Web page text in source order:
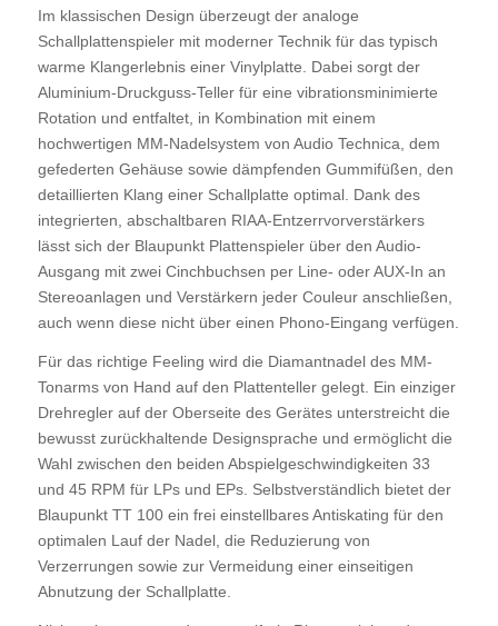
Im klassischen Design überzeugt der analoge
Schallplattenspieler mit moderner Technik für das typisch
warme Klangerlebnis einer Vinylplatte. Dabei sorgt der
Aluminium-Druckguss-Teller für eine vibrationsminimierte
Rotation und entfaltet, in Kombination mit einem
hochwertigen MM-Nadelsystem von Audio Technica, dem
gefederten Gehäuse sowie dämpfenden Gummifüßen, den
detaillierten Klang einer Schallplatte optimal. Dank des
integrierten, abschaltbaren RIAA-Entzerrvorverstärkers
lässt sich der Blaupunkt Plattenspieler über den Audio-
Ausgang mit zwei Cinchbuchsen per Line- oder AUX-In an
Stereoanlagen und Verstärkern jeder Couleur anschließen,
auch wenn diese nicht über einen Phono-Eingang verfügen.
Für das richtige Feeling wird die Diamantnadel des MM-
Tonarms von Hand auf den Plattenteller gelegt. Ein einziger
Drehregler auf der Oberseite des Gerätes unterstreicht die
bewusst zurückhaltende Designsprache und ermöglicht die
Wahl zwischen den beiden Abspielgeschwindigkeiten 33
und 45 RPM für LPs und EPs. Selbstverständlich bietet der
Blaupunkt TT 100 ein frei einstellbares Antiskating für den
optimalen Lauf der Nadel, die Reduzierung von
Verzerrungen sowie zur Vermeidung einer einseitigen
Abnutzung der Schallplatte.